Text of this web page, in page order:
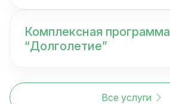
Комплексная программа
“Долголетие”
Все услуги